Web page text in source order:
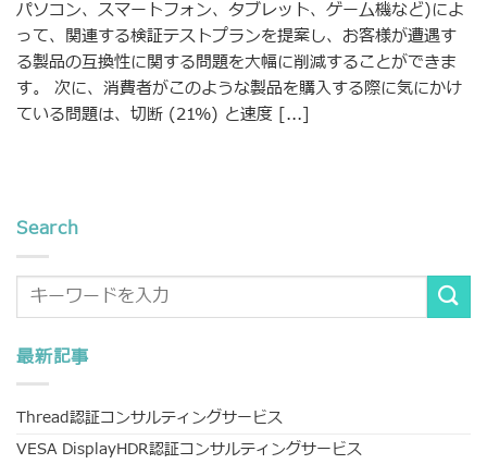
パソコン、スマートフォン、タブレット、ゲーム機など)によ
って、関連する検証テストプランを提案し、お客様が遭遇す
る製品の互換性に関する問題を大幅に削減することができま
す。 次に、消費者がこのような製品を購入する際に気にかけ
ている問題は、切断 (21%) と速度 [...]
Search
最新記事
Thread認証コンサルティングサービス
VESA DisplayHDR認証コンサルティングサービス